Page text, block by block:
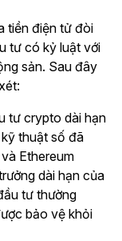
tiền điện tử đòi
tư có kỷ luật với
sản. Sau đây
tư crypto dài hạn
thuật số đã
Ethereum
dài hạn của
tư thường
bảo vệ khỏi